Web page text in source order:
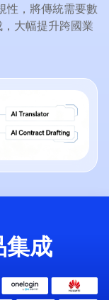
性，將傳統需要數
大幅提升跨國業
集成